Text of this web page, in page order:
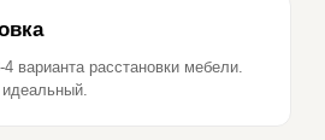
варианта расстановки мебели.